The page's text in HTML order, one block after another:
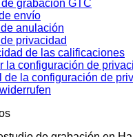
grabación GTC
envío
anulación
privacidad
de las calificaciones
la configuración de
de la configuración de